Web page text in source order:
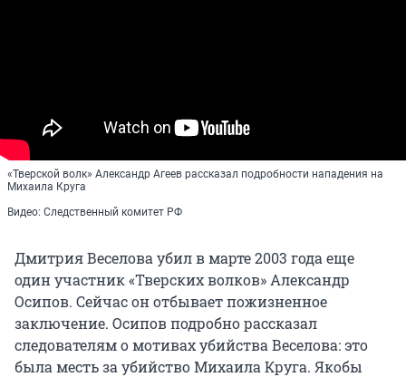
«Тверской волк» Александр Агеев рассказал подробности нападения на
Михаила Круга
Видео: Следственный комитет РФ
Дмитрия Веселова убил в марте 2003 года еще
один участник «Тверских волков» Александр
Осипов. Сейчас он отбывает пожизненное
заключение. Осипов подробно рассказал
следователям о мотивах убийства Веселова: это
была месть за убийство Михаила Круга. Якобы